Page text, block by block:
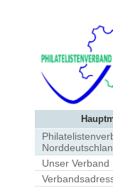
Unser Verband